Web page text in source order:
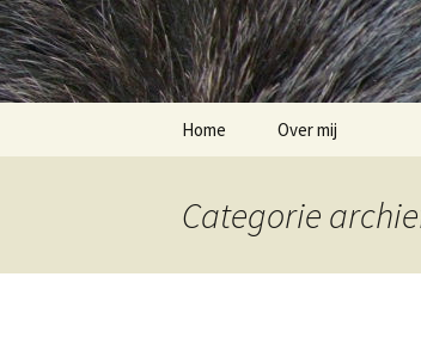
Naar
springen
Home Over mij
Categorie